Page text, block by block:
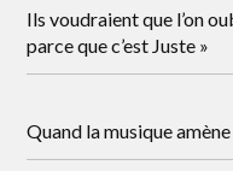
Ils voudraient que l’on
parce que c’est Juste »
Quand la musique